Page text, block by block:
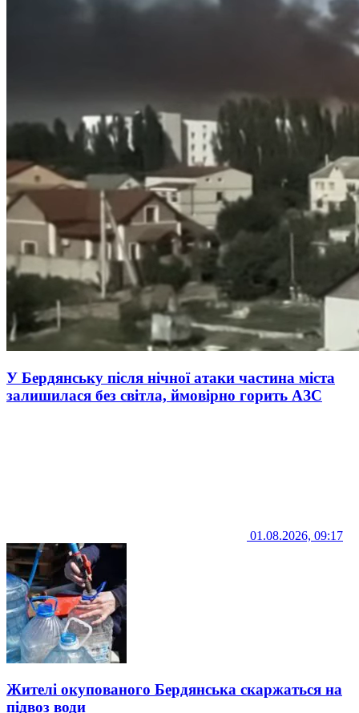
У Бердянську після нічної атаки частина міста
залишилася без світла, ймовірно горить АЗС
01.08.2026, 09:17
Жителі окупованого Бердянська скаржаться на
підвоз води